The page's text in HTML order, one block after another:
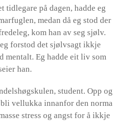
tidlegare på dagen, hadde eg
medan då eg stod der
kom han av seg sjølv.
forstod det sjølvsagt ikkje
mentalt. Eg hadde eit liv som
han.
student. Opp og
vellukka innanfor den norma
stress og angst for å ikkje